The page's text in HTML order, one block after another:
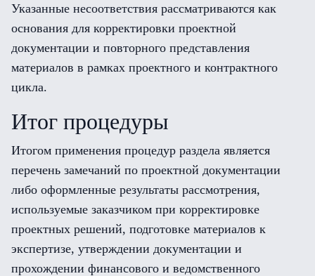
Указанные несоответствия рассматриваются как
основания для корректировки проектной
документации и повторного представления
материалов в рамках проектного и контрактного
цикла.
Итог процедуры
Итогом применения процедур раздела является
перечень замечаний по проектной документации
либо оформленные результаты рассмотрения,
используемые заказчиком при корректировке
проектных решений, подготовке материалов к
экспертизе, утверждении документации и
прохождении финансового и ведомственного